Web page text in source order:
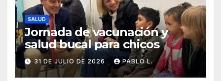
SALUD
Jornada de vacunación y
salud bucal para chicos
31 DE JULIO DE 2026 PABLO L.